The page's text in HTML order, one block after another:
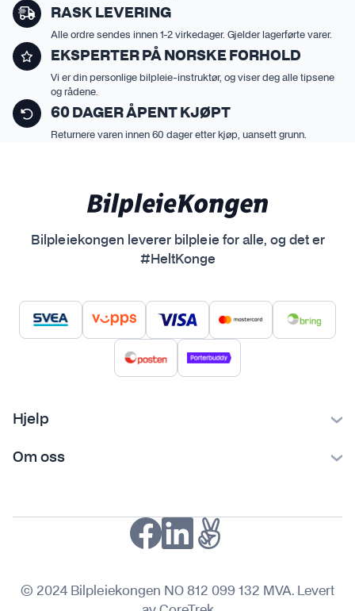
RASK LEVERING
Alle ordre sendes innen 1-2 virkedager. Gjelder lagerførte varer.
EKSPERTER PÅ NORSKE FORHOLD
Vi er din personlige bilpleie-instruktør, og viser deg alle tipsene
og rådene.
60 DAGER ÅPENT KJØPT
Returnere varen innen 60 dager etter kjøp, uansett grunn.
Bilpleiekongen leverer bilpleie for alle, og det er
#HeltKonge
Hjelp
Ofte stilte spørsmål
Om oss
Personvern
© 2024 Bilpleiekongen NO 812 099 132 MVA. Levert